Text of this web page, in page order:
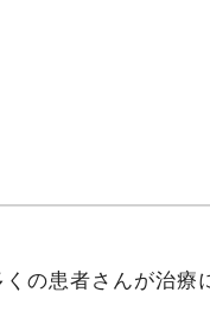
の患者さんが治療